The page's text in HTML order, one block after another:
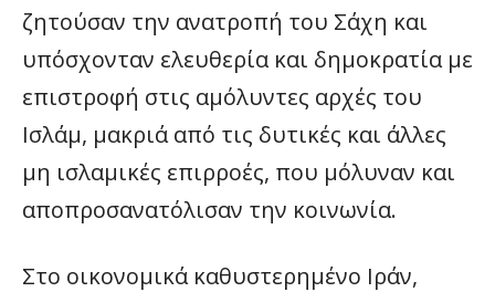
ζητούσαν την ανατροπή του Σάχη και
υπόσχονταν ελευθερία και δημοκρατία με
επιστροφή στις αμόλυντες αρχές του
Ισλάμ, μακριά από τις δυτικές και άλλες
μη ισλαμικές επιρροές, που μόλυναν και
αποπροσανατόλισαν την κοινωνία.
Στο οικονομικά καθυστερημένο Ιράν,